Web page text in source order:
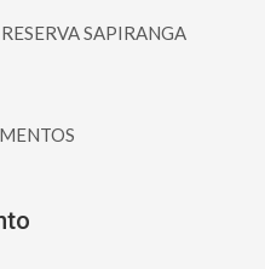
SAPIRANGA